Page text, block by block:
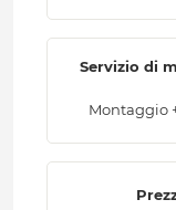
Servizio di
Montaggio